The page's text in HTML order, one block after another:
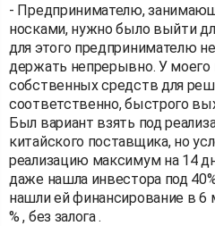
- Предпринимателю,
носками, нужно было выйти
для этого предпринимателю
держать непрерывно. У моего
собственных средств для
соответственно, быстрого
Был вариант взять под
китайского поставщика, но
реализацию максимум на 14
даже нашла инвестора под
нашли ей финансирование в 6
% , без залога .